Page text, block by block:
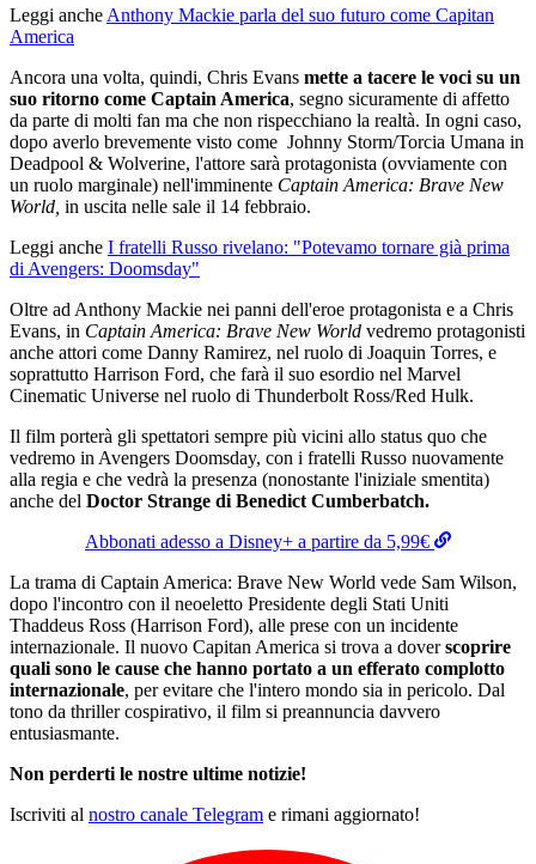
Leggi anche Anthony Mackie parla del suo futuro come Capitan
America
Ancora una volta, quindi, Chris Evans mette a tacere le voci su un
suo ritorno come Captain America, segno sicuramente di affetto
da parte di molti fan ma che non rispecchiano la realtà. In ogni caso,
dopo averlo brevemente visto come Johnny Storm/Torcia Umana in
Deadpool & Wolverine, l'attore sarà protagonista (ovviamente con
un ruolo marginale) nell'imminente Captain America: Brave New
World, in uscita nelle sale il 14 febbraio.
Leggi anche I fratelli Russo rivelano: "Potevamo tornare già prima
di Avengers: Doomsday"
Oltre ad Anthony Mackie nei panni dell'eroe protagonista e a Chris
Evans, in Captain America: Brave New World vedremo protagonisti
anche attori come Danny Ramirez, nel ruolo di Joaquin Torres, e
soprattutto Harrison Ford, che farà il suo esordio nel Marvel
Cinematic Universe nel ruolo di Thunderbolt Ross/Red Hulk.
Il film porterà gli spettatori sempre più vicini allo status quo che
vedremo in Avengers Doomsday, con i fratelli Russo nuovamente
alla regia e che vedrà la presenza (nonostante l'iniziale smentita)
anche del Doctor Strange di Benedict Cumberbatch.
Abbonati adesso a Disney+ a partire da 5,99€
La trama di Captain America: Brave New World vede Sam Wilson,
dopo l'incontro con il neoeletto Presidente degli Stati Uniti
Thaddeus Ross (Harrison Ford), alle prese con un incidente
internazionale. Il nuovo Capitan America si trova a doverscoprire
quali sono le cause che hanno portato a un efferato complotto
internazionale, per evitare che l'intero mondo sia in pericolo. Dal
tono da thriller cospirativo, il film si preannuncia davvero
entusiasmante.
Non perderti le nostre ultime notizie!
Iscriviti al nostro canale Telegram e rimani aggiornato!